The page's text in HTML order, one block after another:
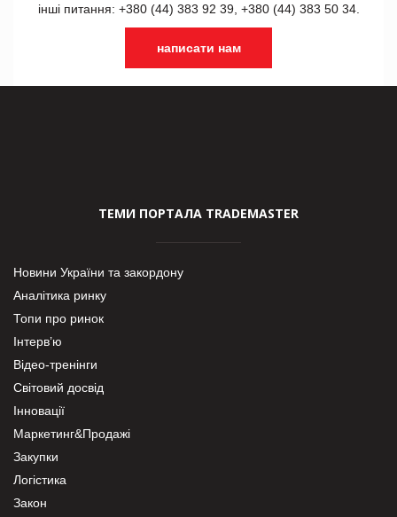
інші питання: +380 (44) 383 92 39, +380 (44) 383 50 34.
написати нам
ТЕМИ ПОРТАЛА TRADEMASTER
Новини України та закордону
Аналітика ринку
Топи про ринок
Інтерв’ю
Відео-тренінги
Світовий досвід
Інновації
Маркетинг&Продажі
Закупки
Логістика
Закон